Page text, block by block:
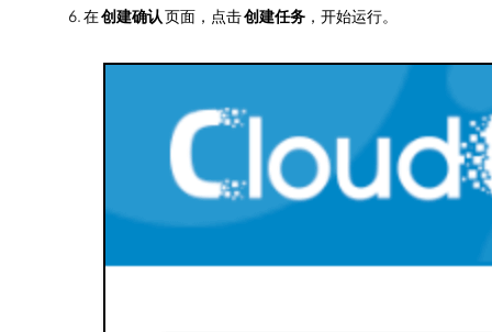
在创建确认 页面，点击创建任务 ，开始运行。